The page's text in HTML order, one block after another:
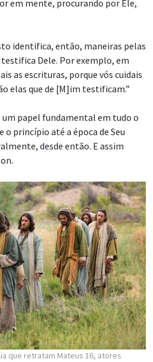
em mente, procurando por Ele,
identifica, então, maneiras pelas
Dele. Por exemplo, em
as escrituras, porque vós cuidais
elas que de [M]im testificam.”
um papel fundamental em tudo o
o princípio até a época de Seu
desde então. E assim
que retratam Mateus 16, atores